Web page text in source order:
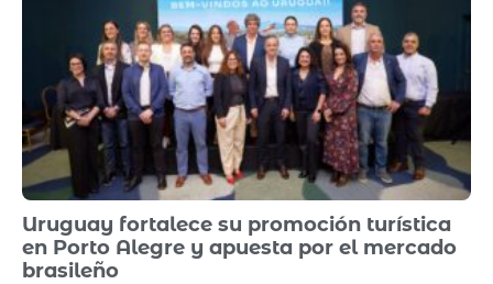
Uruguay fortalece su promoción turística
en Porto Alegre y apuesta por el mercado
brasileño